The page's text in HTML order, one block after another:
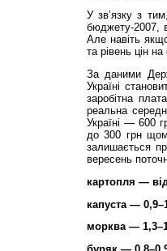
У зв’язку з
бюджету-2007,
Але навіть
та рівень цін
За даними
Україні
заробітна
реальна
Україні — 600
до 300 грн
залишається
вересень
картопля —
капуста —
морква —